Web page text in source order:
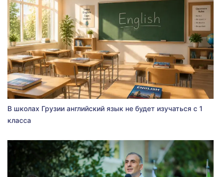
В школах Грузии английский язык не будет изучаться с 1
класса